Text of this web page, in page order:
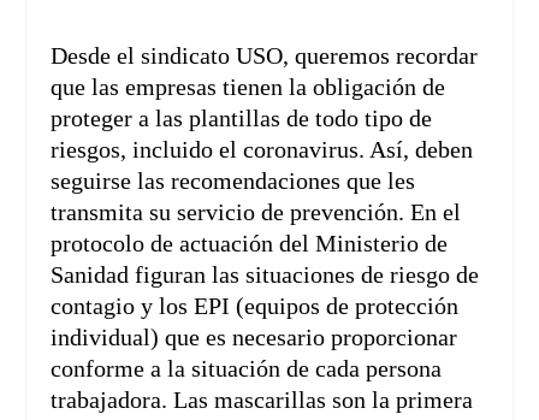
Desde el sindicato USO, queremos recordar
que las empresas tienen la obligación de
proteger a las plantillas de todo tipo de
riesgos, incluido el coronavirus. Así, deben
seguirse las recomendaciones que les
transmita su servicio de prevención. En el
protocolo de actuación del Ministerio de
Sanidad figuran las situaciones de riesgo de
contagio y los EPI (equipos de protección
individual) que es necesario proporcionar
conforme a la situación de cada persona
trabajadora. Las mascarillas son la primera